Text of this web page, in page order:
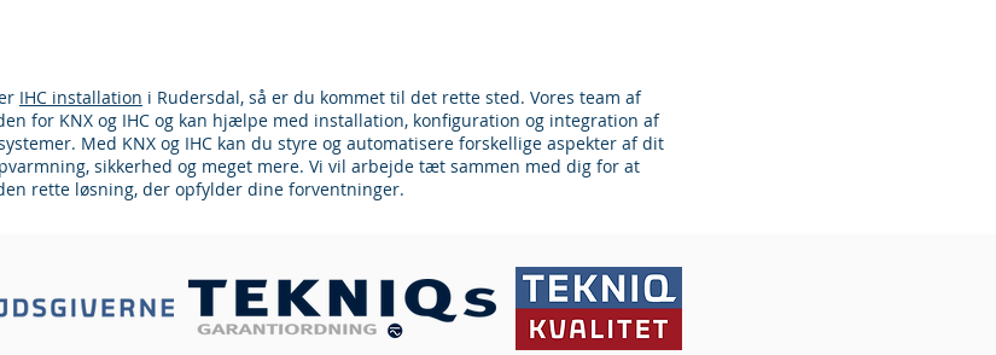
IHC installation i Rudersdal, så er du kommet til det rette sted. Vores team af
for KNX og IHC og kan hjælpe med installation, konfiguration og integration af
Med KNX og IHC kan du styre og automatisere forskellige aspekter af dit
sikkerhed og meget mere. Vi vil arbejde tæt sammen med dig for at
rette løsning, der opfylder dine forventninger.